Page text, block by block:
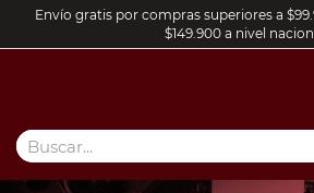
Envío gratis por compras superiores a
$149.900 a nivel